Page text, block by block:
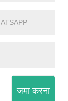
जमा करना